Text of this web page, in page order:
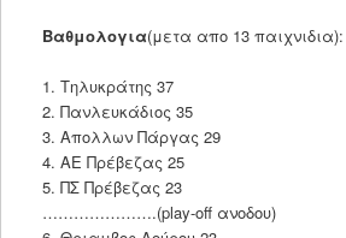
Βαθμολογια(μετα απο 13 παιχνιδια):
1. Τηλυκράτης 37
2. Πανλευκάδιος 35
3. Απολλων Πάργας 29
4. ΑΕ Πρέβεζας 25
5. ΠΣ Πρέβεζας 23
………………….(play-off ανοδου)